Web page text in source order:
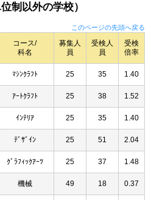
制以外の学校）
このページの先頭へ戻る
コース/
科名
募集人
員
受検人
員
受検
倍率
ﾏｼﾝｸﾗﾌﾄ 25 35 1.40
ｱｰﾄｸﾗﾌﾄ 25 38 1.52
ｲﾝﾃﾘｱ 25 35 1.40
ﾃﾞｻﾞｲﾝ 25 51 2.04
ｸﾞﾗﾌｨｯｸｱｰﾂ 25 37 1.48
機械 49 18 0.37